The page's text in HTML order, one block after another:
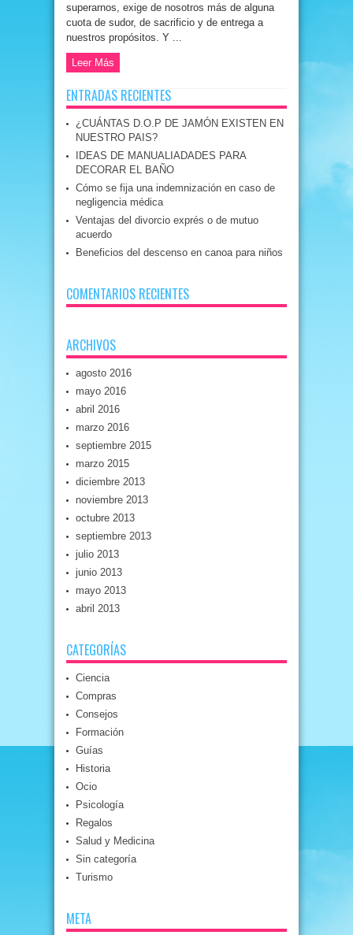
superarnos, exige de nosotros más de alguna
cuota de sudor, de sacrificio y de entrega a
nuestros propósitos. Y ...
Leer Más
ENTRADAS RECIENTES
¿CUÁNTAS D.O.P DE JAMÓN EXISTEN EN
NUESTRO PAIS?
IDEAS DE MANUALIADADES PARA
DECORAR EL BAÑO
Cómo se fija una indemnización en caso de
negligencia médica
Ventajas del divorcio exprés o de mutuo
acuerdo
Beneficios del descenso en canoa para niños
COMENTARIOS RECIENTES
ARCHIVOS
agosto 2016
mayo 2016
abril 2016
marzo 2016
septiembre 2015
marzo 2015
diciembre 2013
noviembre 2013
octubre 2013
septiembre 2013
julio 2013
junio 2013
mayo 2013
abril 2013
CATEGORÍAS
Ciencia
Compras
Consejos
Formación
Guías
Historia
Ocio
Psicología
Regalos
Salud y Medicina
Sin categoría
Turismo
META